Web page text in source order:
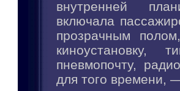
внутренней
включала
прозрачным
киноустановку,
пневмопочту,
для того времени,